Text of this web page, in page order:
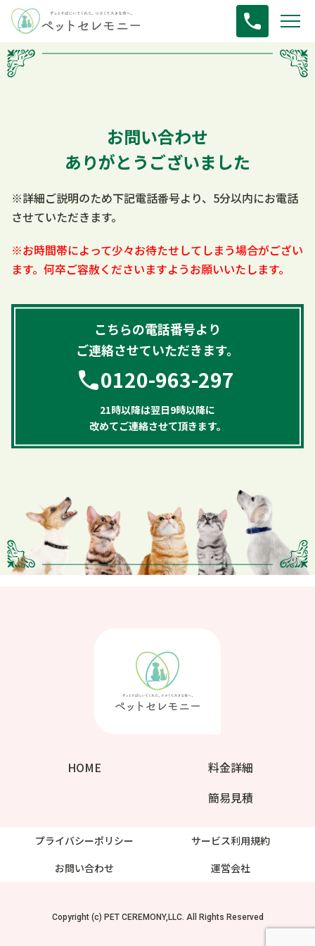
お問い合わせ
ありがとうございました
※詳細ご説明のため下記電話番号より、5分以内にお電話
させていただきます。
※お時間帯によって少々お待たせしてしまう場合がござい
ます。 何卒ご容赦くださいますようお願いいたします。
こちらの電話番号より
ご連絡させていただきます。
0120-963-297
21時以降は翌日9時以降に
改めてご連絡させて頂きます。
HOME
料金詳細
簡易見積
プライバシーポリシー
サービス利用規約
お問い合わせ
運営会社
Copyright (c) PET CEREMONY,LLC. All Rights Reserved